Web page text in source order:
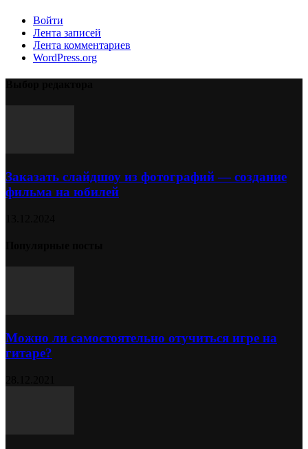
Войти
Лента записей
Лента комментариев
WordPress.org
Заказать слайдшоу из фотографий — создание
фильма на юбилей
Можно ли самостоятельно отучиться игре на
гитаре?